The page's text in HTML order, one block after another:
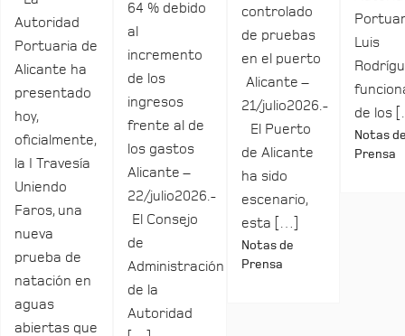
Autoridad
Portuaria de
Alicante ha
presentado
hoy,
oficialmente,
la I Travesía
Uniendo
Faros, una
nueva
prueba de
natación en
aguas
abiertas que
64 % debido
al
incremento
de los
ingresos
frente al de
los gastos
Alicante –
22/julio2026.-
El Consejo
de
Administración
de la
Autoridad
controlado
de pruebas
en el puerto
Alicante –
21/julio2026.-
El Puerto
de Alicante
ha sido
escenario,
esta […]
Notas de
Prensa
Luis
de los
Notas
Prensa